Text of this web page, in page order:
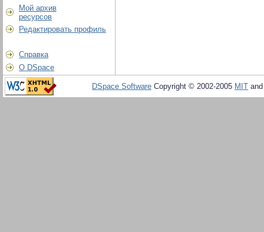
Мой архив
ресурсов
Редактировать профиль
Справка
О DSpace
DSpace Software Copyright © 2002-2005 MIT